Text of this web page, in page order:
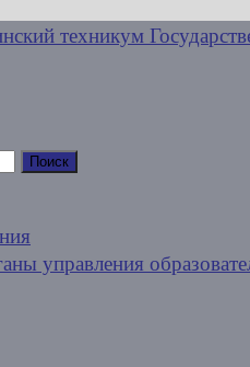
управления